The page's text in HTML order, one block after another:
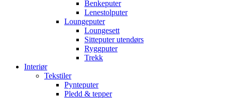
Benkeputer
Lenestolputer
Loungeputer
Loungesett
Sitteputer utendørs
Ryggputer
Trekk
Interiør
Tekstiler
Pynteputer
Pledd & tepper